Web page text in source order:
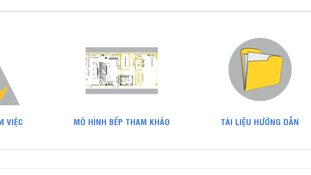
VIỆC MÔ HÌNH BẾP THAM KHẢO TÀI LIỆU HƯỚNG DẪN